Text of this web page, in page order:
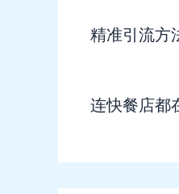
精准引流方
连快餐店都